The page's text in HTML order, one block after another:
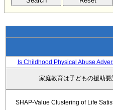
Is Childhood Physical Abuse
家庭教育は子どもの援助
SHAP-Value Clustering of Life